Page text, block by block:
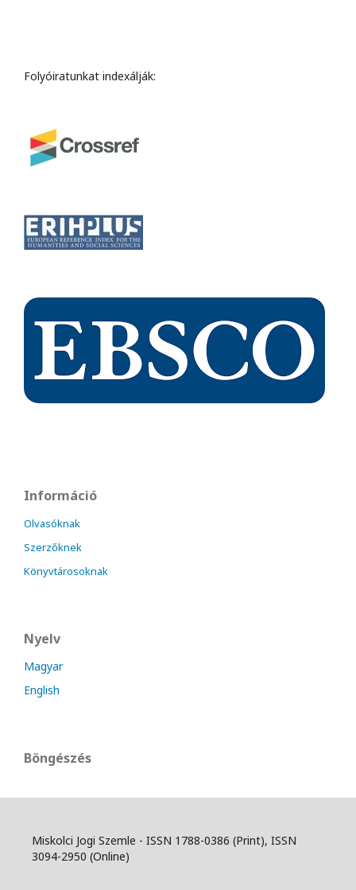
Folyóiratunkat indexálják:
Információ
Olvasóknak
Szerzőknek
Könyvtárosoknak
Nyelv
Magyar
English
Böngészés
Miskolci Jogi Szemle - ISSN 1788-0386 (Print), ISSN
3094-2950 (Online)